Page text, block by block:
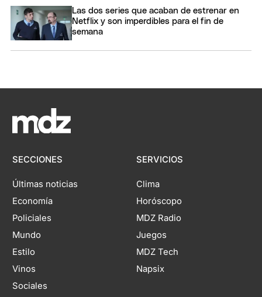
Las dos series que acaban de estrenar en
Netflix y son imperdibles para el fin de
semana
SECCIONES
Últimas noticias
Economía
Policiales
Mundo
Estilo
Vinos
Sociales
SERVICIOS
Clima
Horóscopo
MDZ Radio
Juegos
MDZ Tech
Napsix